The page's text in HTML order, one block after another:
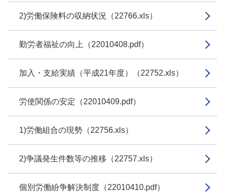
2)労働保険料の収納状況（22766.xls）
勤労者福祉の向上（22010408.pdf）
加入・支給実績（平成21年度）（22752.xls）
労使関係の安定（22010409.pdf）
1)労働組合の現勢（22756.xls）
2)争議発生件数等の推移（22757.xls）
個別労働紛争解決制度（22010410.pdf）